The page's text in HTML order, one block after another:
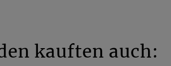
kauften auch: